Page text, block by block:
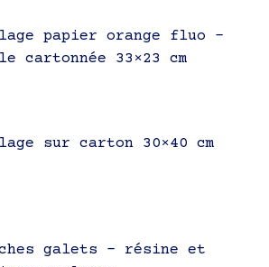
papier orange fluo –
cartonnée 33×23 cm
sur carton 30×40 cm
galets – résine et